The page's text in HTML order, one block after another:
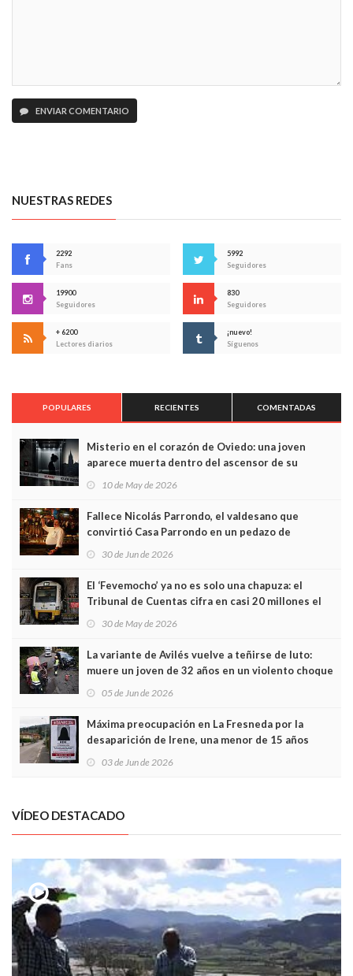
ENVIAR COMENTARIO
NUESTRAS REDES
2292
Fans
5992
Seguidores
19900
Seguidores
830
Seguidores
+ 6200
Lectores diarios
¡nuevo!
Síguenos
POPULARES RECIENTES COMENTADAS
Misterio en el corazón de Oviedo: una joven
aparece muerta dentro del ascensor de su
edificio y las cámaras captan sus últimos minutos
10 de May de 2026
Fallece Nicolás Parrondo, el valdesano que
convirtió Casa Parrondo en un pedazo de
Asturias en Madrid
30 de Jun de 2026
El ‘Fevemocho’ ya no es solo una chapuza: el
Tribunal de Cuentas cifra en casi 20 millones el
sobrecoste de los trenes que no cabían por los
30 de May de 2026
La variante de Avilés vuelve a teñirse de luto:
muere un joven de 32 años en un violento choque
frontal
05 de Jun de 2026
Máxima preocupación en La Fresneda por la
desaparición de Irene, una menor de 15 años
03 de Jun de 2026
VÍDEO DESTACADO